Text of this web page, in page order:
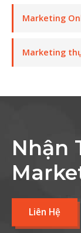
Marketing
Marketing
Nhận
Liên Hệ